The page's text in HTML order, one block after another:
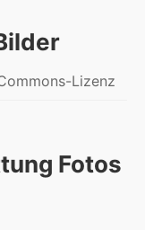
Lizenz
Fotos